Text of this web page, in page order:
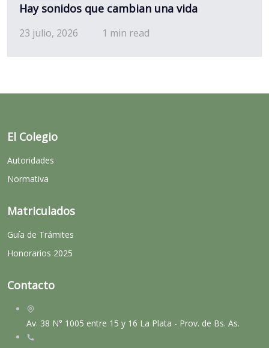
Hay sonidos que cambian una vida
23 julio, 2026 1 min read
El Colegio
Autoridades
Normativa
Matriculados
Guía de Trámites
Honorarios 2025
Contacto
Av. 38 N° 1005 entre 15 y 16 La Plata - Prov. de Bs. As.